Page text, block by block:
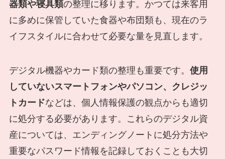
器類や寝具類の整理に移ります。かつては来客用
に多めに保管していた食器や布団類も、現在のラ
イフスタイルに合わせて必要な量を見直します。
デジタル機器やカード類の整理も重要です。 使用
していないスマートフォンやパソコン、クレジッ
トカードなどは、個人情報保護の観点からも適切
に処分する必要があります。これらのデジタル資
産については、エンディングノートに処分方法や
重要なパスワード情報を記録しておくことも大切